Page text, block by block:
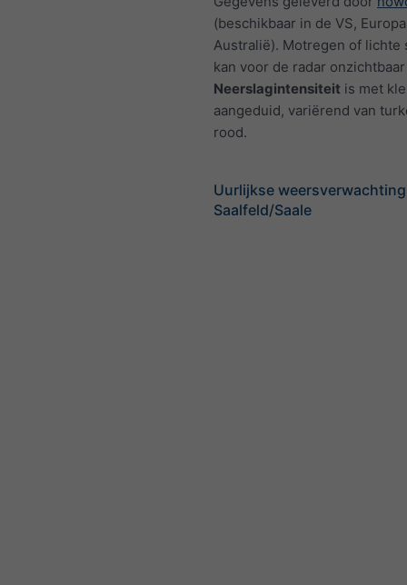
(beschikbaar in de VS,
Australië). Motregen of lichte
kan voor de radar
Neerslagintensiteit is met
aangeduid, variërend van
rood.
Uurlijkse
Saalfeld/Saale